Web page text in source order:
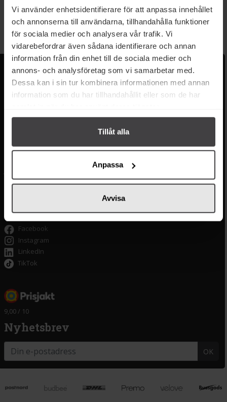
Vi använder enhetsidentifierare för att anpassa innehållet
och annonserna till användarna, tillhandahålla funktioner
för sociala medier och analysera vår trafik. Vi
vidarebefordrar även sådana identifierare och annan
information från din enhet till de sociala medier och
annons- och analysföretag som vi samarbetar med.
Dessa kan i sin tur kombinera informationen med annan
information som du har tillhandahållit eller som de har
Tillåt alla
Anpassa
Avvisa
Köp
Kundservice
Kontakta oss
Integritetspolicy
Tillgänglighet
Populära länkar
Monin
Kaffe & Te
Oliver
Press /
Om oss
Facebook
Instagram
LinkedIn
TikTok
9,00 / 10
Nyhetsbrev
OK